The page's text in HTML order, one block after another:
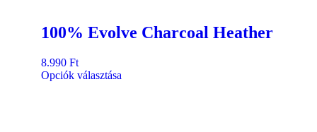
100% Evolve Charcoal Heather
8.990 Ft
Opciók választása